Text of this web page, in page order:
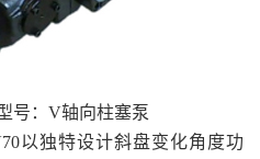
号：V轴向柱塞泵
以独特设计斜盘变化角度功